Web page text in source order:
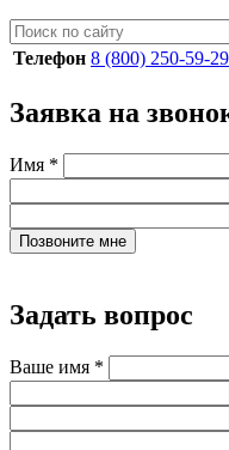
Телефон 8 (800) 250-59-29
Заявка на
Имя *
Позвоните мне
Задать вопрос
Ваше имя *